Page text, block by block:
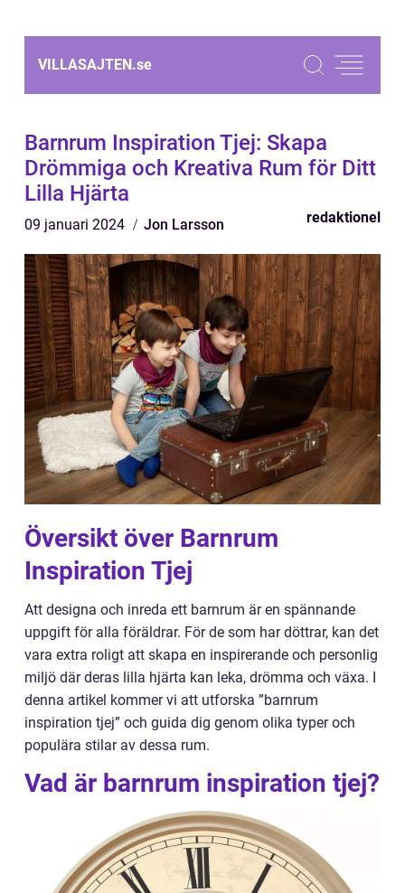
VILLASAJTEN.se
Barnrum Inspiration Tjej: Skapa
Drömmiga och Kreativa Rum för Ditt
Lilla Hjärta
09 januari 2024 Jon Larsson redaktionel
Översikt över Barnrum
Inspiration Tjej
Att designa och inreda ett barnrum är en spännande
uppgift för alla föräldrar. För de som har döttrar, kan det
vara extra roligt att skapa en inspirerande och personlig
miljö där deras lilla hjärta kan leka, drömma och växa. I
denna artikel kommer vi att utforska ”barnrum
inspiration tjej” och guida dig genom olika typer och
populära stilar av dessa rum.
Vad är barnrum inspiration tjej?